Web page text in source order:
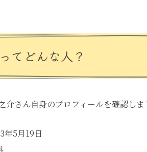
てどんな人？
介さん自身のプロフィールを確認しま
年5月19日